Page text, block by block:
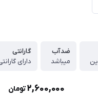
ضدآب
میباشد
گارانتی
دارای گارانتی تا
2,600,000تومان